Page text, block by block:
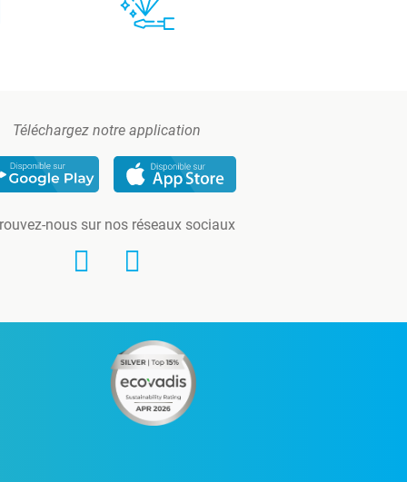
Téléchargez notre application
nous sur nos réseaux sociaux